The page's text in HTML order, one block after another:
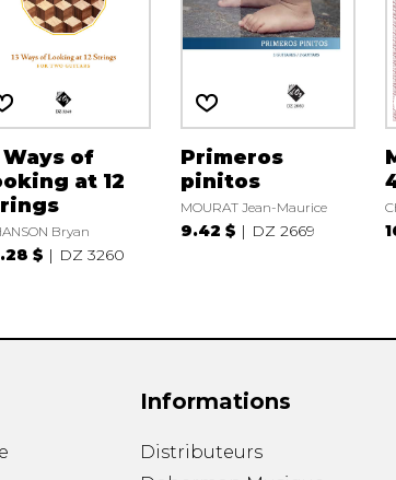
Ways of
at 12
Bryan
$ DZ 3260
Primeros
pinitos
MOURAT Jean-Maurice
9.42 $ DZ 2669
Informations
Distributeurs